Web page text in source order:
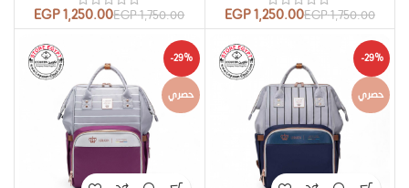
1,750.00
EGP
1,250.00
EGP
1,750.00
EGP
1,250.00
EGP
-29%
حصري
-29%
حصري